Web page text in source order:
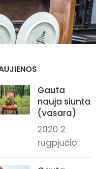
Gauta
nauja siunta
(vasara)
2020 2
rugpjūčio